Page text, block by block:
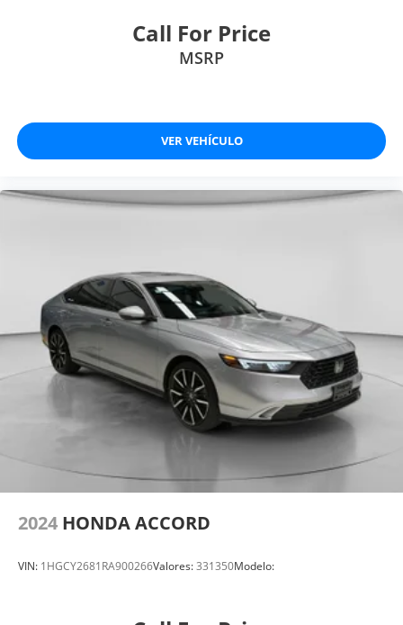
Call For Price
MSRP
VER VEHÍCULO
2024 HONDA ACCORD
VIN: 1HGCY2681RA900266Valores:331350Modelo: